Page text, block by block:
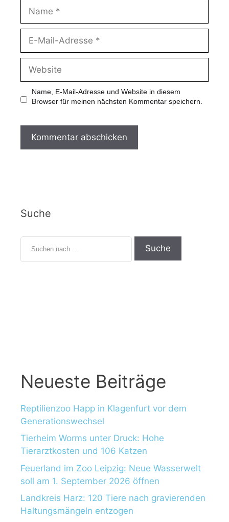
Name, E-Mail-Adresse und Website in diesem
Browser für meinen nächsten Kommentar speichern.
Suche
Neueste Beiträge
Reptilienzoo Happ in Klagenfurt vor dem
Generationswechsel
Tierheim Worms unter Druck: Hohe
Tierarztkosten und 106 Katzen
Feuerland im Zoo Leipzig: Neue Wasserwelt
soll am 1. September 2026 öffnen
Landkreis Harz: 120 Tiere nach gravierenden
Haltungsmängeln entzogen